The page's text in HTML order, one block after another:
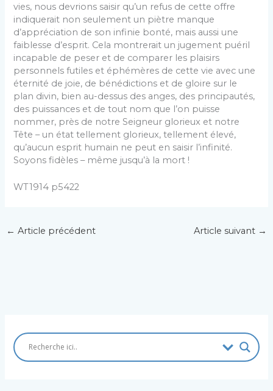
vies, nous devrions saisir qu’un refus de cette offre
indiquerait non seulement un piètre manque
d’appréciation de son infinie bonté, mais aussi une
faiblesse d’esprit. Cela montrerait un jugement puéril
incapable de peser et de comparer les plaisirs
personnels futiles et éphémères de cette vie avec une
éternité de joie, de bénédictions et de gloire sur le
plan divin, bien au-dessus des anges, des principautés,
des puissances et de tout nom que l’on puisse
nommer, près de notre Seigneur glorieux et notre
Tête – un état tellement glorieux, tellement élevé,
qu’aucun esprit humain ne peut en saisir l’infinité.
Soyons fidèles – même jusqu’à la mort !
WT1914 p5422
← Article précédent Article suivant →